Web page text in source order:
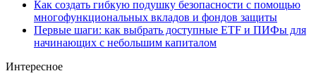
Как создать гибкую подушку безопасности с помощью
многофункциональных вкладов и фондов защиты
Первые шаги: как выбрать доступные ETF и ПИФы для
начинающих с небольшим капиталом
Интересное